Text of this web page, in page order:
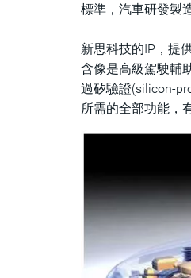
標準，汽車研發製
新思科技的IP，提
含像是高級駕駛輔
過矽驗證(silicon-
所需的全部功能，